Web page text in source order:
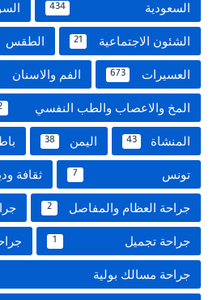
السعودية 434
الشئون الاجتماعية 21 الطقس
العسيرات 673 الفم والاسنان
المخ والاعصاب والطب النفسي
المنشاة 43 اليمن 38
تونس 7 ثقافة
جراحة العظام والمفاصل 2
جراحة تجميل 1
جراحة مسالك بولية